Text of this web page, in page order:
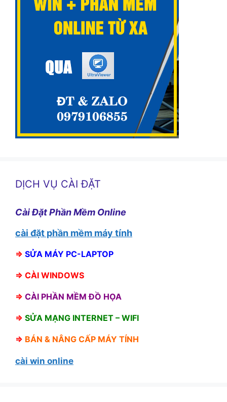
DỊCH VỤ CÀI ĐẶT
Cài Đặt Phần Mềm Online
cài đặt phần mềm máy tính
⇒ SỬA MÁY PC-LAPTOP
⇒ CÀI WINDOWS
⇒ CÀI PHẦN MỀM ĐỒ HỌA
⇒ SỬA MẠNG INTERNET – WIFI
⇒ BÁN & NÂNG CẤP MÁY TÍNH
cài win online